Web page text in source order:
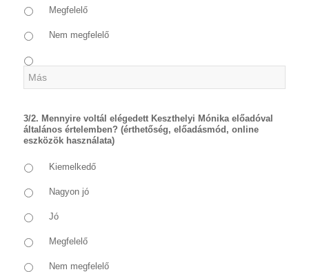
Megfelelő
Nem megfelelő
3/2. Mennyire voltál elégedett Keszthelyi Mónika előadóval
általános értelemben? (érthetőség, előadásmód, online
eszközök használata)
Kiemelkedő
Nagyon jó
Jó
Megfelelő
Nem megfelelő